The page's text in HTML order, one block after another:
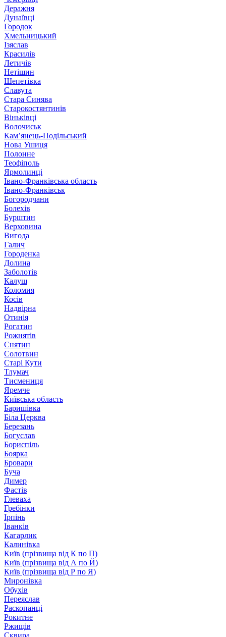
Деражня
Дунаївці
Городок
Хмельницький
Ізяслав
Красилів
Летичів
Нетішин
Шепетівка
Славута
Стара Синява
Старокостянтинів
Віньківці
Волочиськ
Кам’янець-Подільський
Нова Ушиця
Полонне
Теофіполь
Ярмолинці
Івано-Франківська область
Івано-Франківськ
Богородчани
Болехів
Бурштин
Верховина
Вигода
Галич
Городенка
Долина
Заболотів
Калуш
Коломия
Косів
Надвірна
Отинія
Рогатин
Рожнятів
Снятин
Солотвин
Старі Кути
Тлумач
Тисмениця
Яремче
Київська область
Баришівка
Біла Церква
Березань
Богуслав
Бориспіль
Боярка
Бровари
Буча
Димер
Фастів
Глеваха
Гребінки
Ірпінь
Іванків
Кагарлик
Калинівка
Київ (прізвища від К по П)
Київ (прізвища від А по Й)
Київ (прізвища від Р по Я)
Миронівка
Обухів
Переяслав
Раскопанці
Рокитне
Ржищів
Сквира